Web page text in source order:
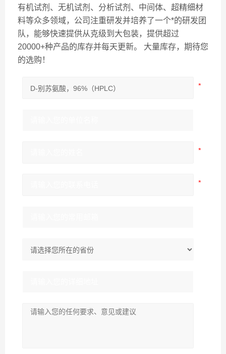
有机试剂、无机试剂、分析试剂、中间体、超精细材
料等众多领域，公司注重研发并培养了一个*的研发团
队，能够快速提供从克级到大包装，提供超过
20000+种产品的库存并每天更新。 大量库存，期待您
的选购！